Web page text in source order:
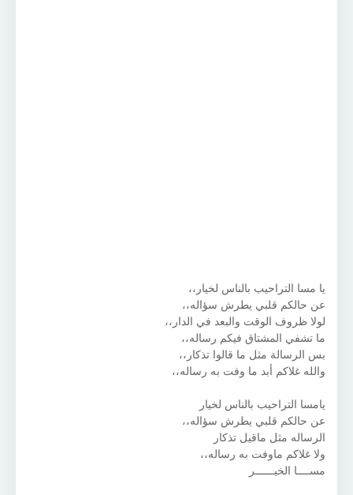
يا مسا التراحيب بالناس لخيار،،
عن حالكم قلبي يطرش سؤاله،،
لولا ظروف الوقت والبعد في الدار،،
ما تشفي المشتاق فيكم رساله،،
بس الرسالة مثل ما قالوا تذكار،،
والله غلاكم أبد ما وفت به رساله،،
يامسا التراحيب بالناس لخيار
عن حالكم قلبي يطرش سؤاله،،
الرساله مثل ماقيل تذكار
ولا غلاكم ماوفت به رساله،،
‏مســــا الخيــــــر